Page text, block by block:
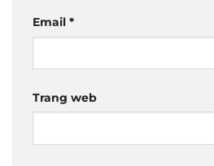
Email *
Trang web